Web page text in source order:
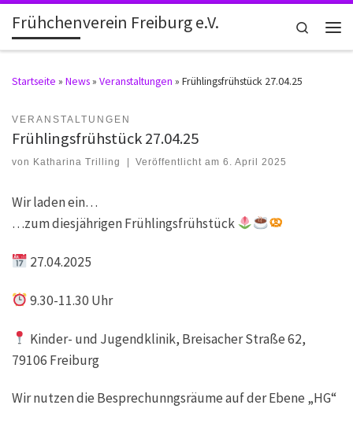
Zum Inhalt springen
Frühchenverein Freiburg e.V.
Search
Startseite » News» Veranstaltungen » Frühlingsfrühstück 27.04.25
VERANSTALTUNGEN
Frühlingsfrühstück 27.04.25
von Katharina Trilling Veröffentlicht am6. April 2025
Wir laden ein…
…zum diesjährigen Frühlingsfrühstück
27.04.2025
9.30-11.30 Uhr
Kinder- und Jugendklinik, Breisacher Straße 62,
79106 Freiburg
Wir nutzen die Besprechunngsräume auf der Ebene „HG“